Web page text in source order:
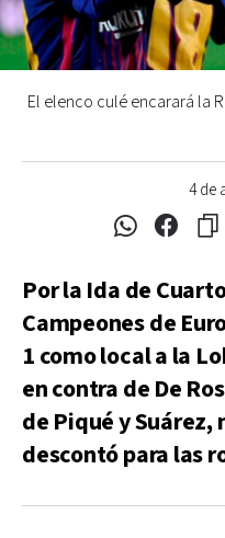
4 de
El elenco culé encarará la
Por la Ida de
Campeones de
1 como local a la
en contra de De
de Piqué y
descontó para las